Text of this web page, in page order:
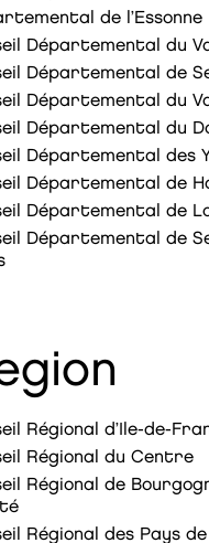
de l’Essonne
Départemental du
Départemental de
Départemental du
Départemental du
Départemental des
Départemental de
Départemental de
Départemental de
Régional d’Ile-de-
Régional du Centre
Régional de
Régional des Pays